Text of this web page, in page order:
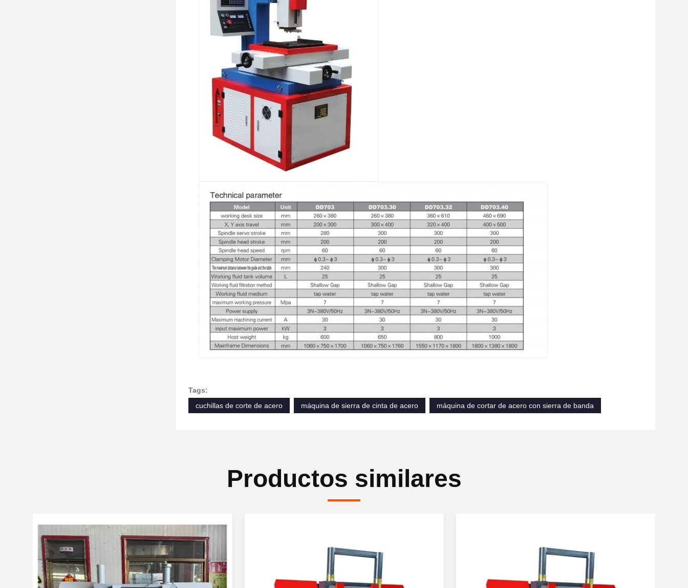
Tags:
cuchillas de corte de acero
máquina de sierra de cinta de acero máquina de cortar de acero con sierra de banda
Productos similares